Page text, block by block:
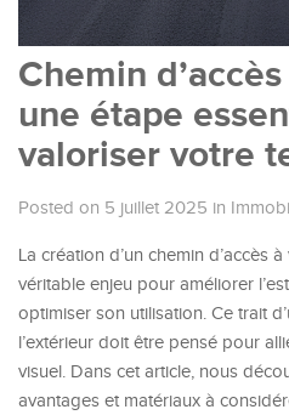
Chemin
une étape
valoriser votre
Posted on 5 juillet 2025 in
La création d’un chemin d’accès
véritable enjeu pour améliorer
optimiser son utilisation. Ce trait
l’extérieur doit être pensé pour
visuel. Dans cet article, nous
avantages et matériaux à